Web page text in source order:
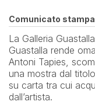
Comunicato stampa
La Galleria
Guastalla rende
Antoni Tapies,
una mostra dal
su carta tra cui
dall’artista.